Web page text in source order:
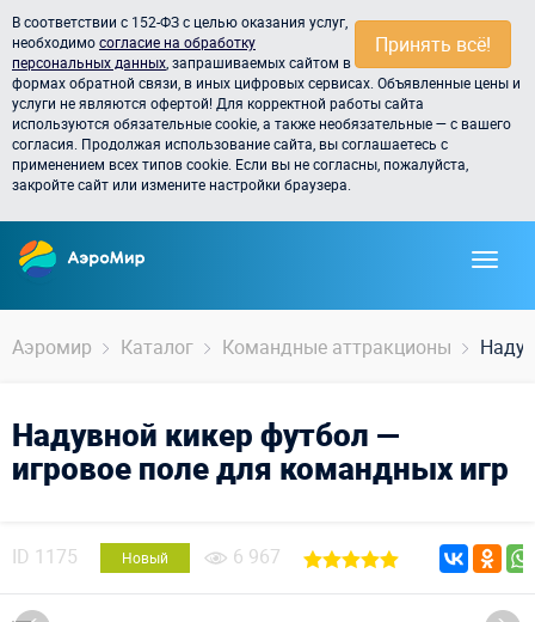
Принять всё!
В соответствии с 152-ФЗ с целью оказания услуг,
необходимосогласие на обработку
персональных данных , запрашиваемых сайтом в
формах обратной связи, в иных цифровых сервисах. Объявленные цены и
услуги не являются офертой! Для корректной работы сайта
используются обязательные cookie, а также необязательные — с вашего
согласия. Продолжая использование сайта, вы соглашаетесь с
применением всех типов cookie. Если вы не согласны, пожалуйста,
закройте сайт или измените настройки браузера.
Аэромир Каталог Командные аттракционы
Надувной кикер футбол —
игровое поле для командных игр
ID 1175 Новый 6 967